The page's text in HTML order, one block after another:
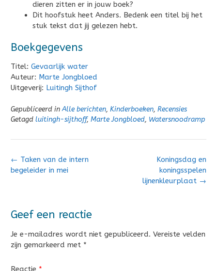
dieren zitten er in jouw boek?
Dit hoofstuk heet Anders. Bedenk een titel bij het
stuk tekst dat jij gelezen hebt.
Boekgegevens
Titel: Gevaarlijk water
Auteur: Marte Jongbloed
Uitgeverij: Luitingh Sijthof
Gepubliceerd inAlle berichten, Kinderboeken, Recensies
Getagd luitingh-sijthoff, Marte Jongbloed, Watersnoodramp
Bericht
navigatie
Koningsdag en
koningsspelen
lijnenkleurplaat →
← Taken van de intern
begeleider in mei
Geef een reactie
Je e-mailadres wordt niet gepubliceerd. Vereiste velden
zijn gemarkeerd met *
Reactie *